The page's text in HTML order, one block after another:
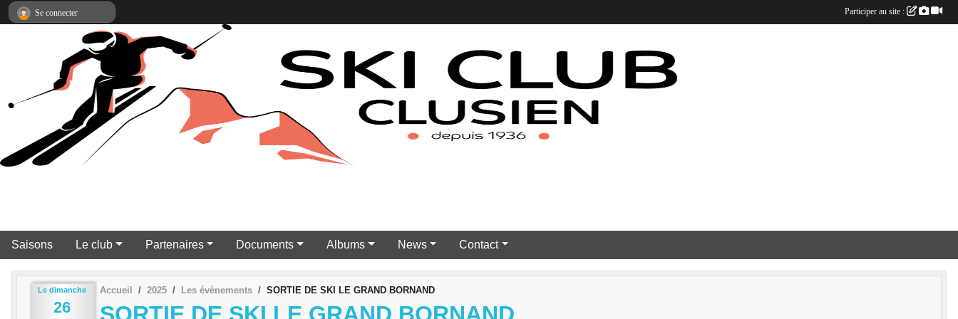
Saisons Le club Partenaires Documents Albums News Contact
Le dimanche
26
Accueil 2025 Les évènements SORTIE DE SKI LE GRAND BORNAND
SORTIE DE SKI LE GRAND BORNAND
Se connecter Participer au site :
Panneau de gestion des cookies